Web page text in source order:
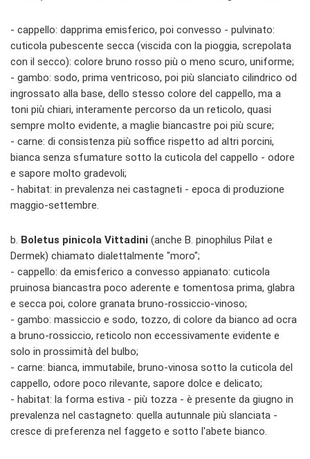
- cappello: dapprima emisferico, poi convesso - pulvinato:
cuticola pubescente secca (viscida con la pioggia, screpolata
con il secco): colore bruno rosso più o meno scuro, uniforme;
- gambo: sodo, prima ventricoso, poi più slanciato cilindrico od
ingrossato alla base, dello stesso colore del cappello, ma a
toni più chiari, interamente percorso da un reticolo, quasi
sempre molto evidente, a maglie biancastre poi più scure;
- carne: di consistenza più soffice rispetto ad altri porcini,
bianca senza sfumature sotto la cuticola del cappello - odore
e sapore molto gradevoli;
- habitat: in prevalenza nei castagneti - epoca di produzione
maggio-settembre.
b. Boletus pinicola Vittadini (anche B. pinophilus Pilat e
Dermek) chiamato dialettalmente "moro";
- cappello: da emisferico a convesso appianato: cuticola
pruinosa biancastra poco aderente e tomentosa prima, glabra
e secca poi, colore granata bruno-rossiccio-vinoso;
- gambo: massiccio e sodo, tozzo, di colore da bianco ad ocra
a bruno-rossiccio, reticolo non eccessivamente evidente e
solo in prossimità del bulbo;
- carne: bianca, immutabile, bruno-vinosa sotto la cuticola del
cappello, odore poco rilevante, sapore dolce e delicato;
- habitat: la forma estiva - più tozza - è presente da giugno in
prevalenza nel castagneto: quella autunnale più slanciata -
cresce di preferenza nel faggeto e sotto l'abete bianco.